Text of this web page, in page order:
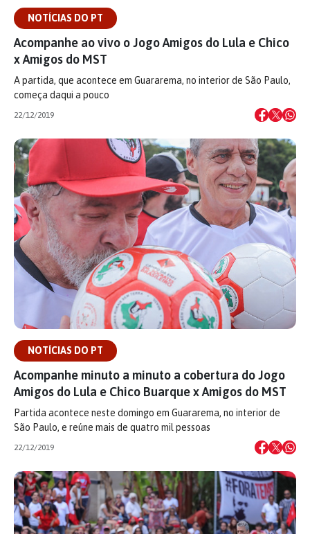
NOTÍCIAS DO PT
Acompanhe ao vivo o Jogo Amigos do Lula e Chico
x Amigos do MST
A partida, que acontece em Guararema, no interior de São Paulo,
começa daqui a pouco
22/12/2019
NOTÍCIAS DO PT
Acompanhe minuto a minuto a cobertura do Jogo
Amigos do Lula e Chico Buarque x Amigos do MST
Partida acontece neste domingo em Guararema, no interior de
São Paulo, e reúne mais de quatro mil pessoas
22/12/2019